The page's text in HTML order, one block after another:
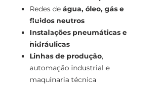
Redes de água, óleo, gás e
fluidos neutros
Instalações pneumáticas e
hidráulicas
Linhas de produção,
automação industrial e
maquinaria técnica